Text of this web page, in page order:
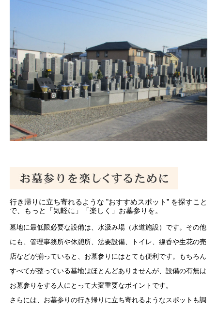
行き帰りに立ち寄れるような ”おすすめスポット” を探すこと
で、もっと「気軽に」「楽しく」お墓参りを。
墓地に最低限必要な設備は、水汲み場（水道施設）です。その他
にも、管理事務所や休憩所、法要設備、トイレ、線香や生花の売
店などが揃っていると、お墓参りにはとても便利です。もちろん
すべてが整っている墓地はほとんどありませんが、設備の有無は
お墓参りをする人にとって大変重要なポイントです。
さらには、お墓参りの行き帰りに立ち寄れるようなスポットも調